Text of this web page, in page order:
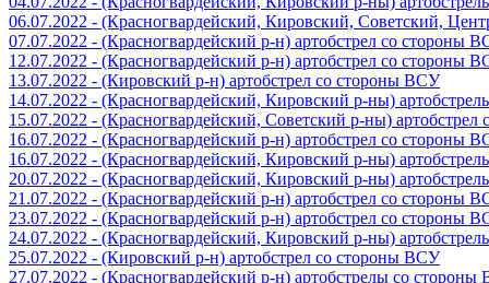
06.07.2022 - (Красногвардейский, Кировский, Советский,
07.07.2022 - (Красногвардейский р-н) артобстрел со стороны
12.07.2022 - (Красногвардейский р-н) артобстрел со стороны
13.07.2022 - (Кировский р-н) артобстрел со стороны ВСУ
14.07.2022 - (Красногвардейский, Кировский р-ны)
15.07.2022 - (Красногвардейский, Советский р-ны)
16.07.2022 - (Красногвардейский р-н) артобстрел со стороны
16.07.2022 - (Красногвардейский, Кировский р-ны)
20.07.2022 - (Красногвардейский, Кировский р-ны)
21.07.2022 - (Красногвардейский р-н) артобстрел со стороны
23.07.2022 - (Красногвардейский р-н) артобстрел со стороны
24.07.2022 - (Красногвардейский, Кировский р-ны)
25.07.2022 - (Кировский р-н) артобстрел со стороны ВСУ
27.07.2022 - (Красногвардейский р-н) артобстрелы со